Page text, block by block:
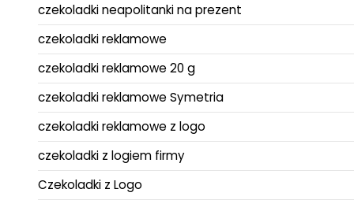
czekoladki neapolitanki na prezent
czekoladki reklamowe
czekoladki reklamowe 20 g
czekoladki reklamowe Symetria
czekoladki reklamowe z logo
czekoladki z logiem firmy
Czekoladki z Logo